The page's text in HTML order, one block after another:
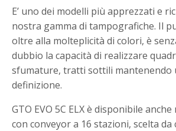
E’ uno dei modelli più apprezzati e
nostra gamma di tampografiche. Il
oltre alla molteplicità di colori, è
dubbio la capacità di realizzare
sfumature, tratti sottili mantenendo
definizione.
GTO EVO 5C ELX è disponibile
con conveyor a 16 stazioni, scelta da